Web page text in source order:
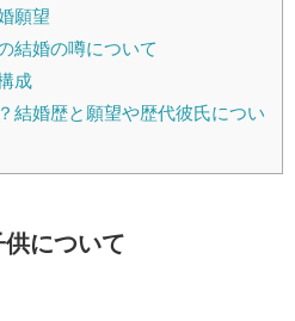
願望
結婚の噂について
成
結婚歴と願望や歴代彼氏につい
について